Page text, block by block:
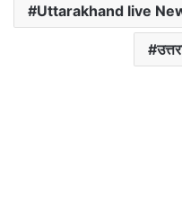
Uttarakhand live